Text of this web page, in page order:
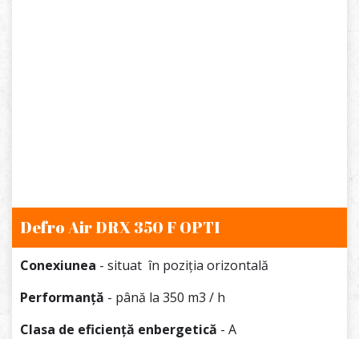
Defro Air DRX 350 F OPTI
Conexiunea - situat în poziția orizontală
Performanță - până la 350 m3 / h
Clasa de eficiență enbergetică - A